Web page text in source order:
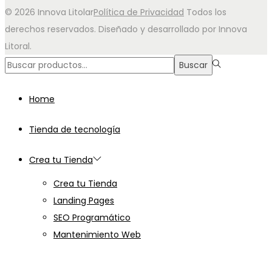
© 2026 Innova LitolarPolítica de Privacidad Todos los
derechos reservados. Diseñado y desarrollado por Innova
Litoral.
Búsqueda
Buscar
Home
Tienda de tecnología
Crea tu Tienda
Crea tu Tienda
Landing Pages
SEO Programático
Mantenimiento Web